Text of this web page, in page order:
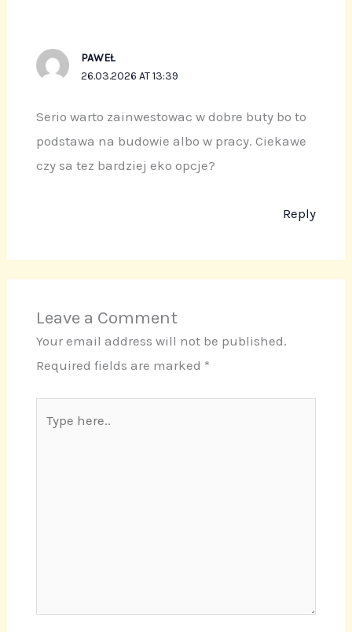
PAWEŁ
26.03.2026 AT 13:39
Serio warto zainwestowac w dobre buty bo to
podstawa na budowie albo w pracy. Ciekawe
czy sa tez bardziej eko opcje?
Reply
Leave a Comment
Your email address will not be published.
Required fields are marked *
here..